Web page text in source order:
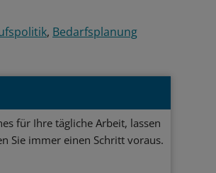
Bedarfsplanung
für Ihre tägliche Arbeit, lassen
Sie immer einen Schritt voraus.